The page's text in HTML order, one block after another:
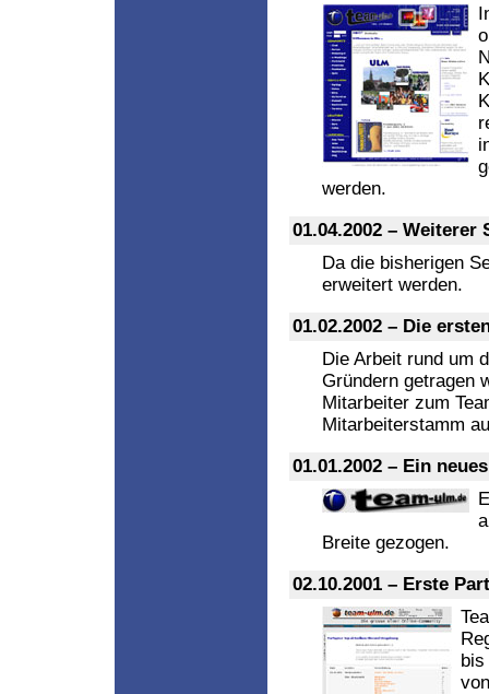
werden.
01.04.2002 – Weiterer
Da die bisherigen
erweitert werden.
01.02.2002 – Die
Die Arbeit rund um
Gründern getragen
Mitarbeiter zum
Mitarbeiterstamm
01.01.2002 – Ein
Breite gezogen.
02.10.2001 – Erste
bis